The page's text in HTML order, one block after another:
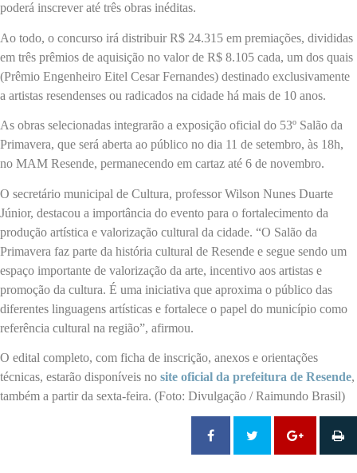
poderá inscrever até três obras inéditas.
Ao todo, o concurso irá distribuir R$ 24.315 em premiações, divididas
em três prêmios de aquisição no valor de R$ 8.105 cada, um dos quais
(Prêmio Engenheiro Eitel Cesar Fernandes) destinado exclusivamente
a artistas resendenses ou radicados na cidade há mais de 10 anos.
As obras selecionadas integrarão a exposição oficial do 53º Salão da
Primavera, que será aberta ao público no dia 11 de setembro, às 18h,
no MAM Resende, permanecendo em cartaz até 6 de novembro.
O secretário municipal de Cultura, professor Wilson Nunes Duarte
Júnior, destacou a importância do evento para o fortalecimento da
produção artística e valorização cultural da cidade. “O Salão da
Primavera faz parte da história cultural de Resende e segue sendo um
espaço importante de valorização da arte, incentivo aos artistas e
promoção da cultura. É uma iniciativa que aproxima o público das
diferentes linguagens artísticas e fortalece o papel do município como
referência cultural na região”, afirmou.
O edital completo, com ficha de inscrição, anexos e orientações
técnicas, estarão disponíveis no site oficial da prefeitura de Resende,
também a partir da sexta-feira. (Foto: Divulgação / Raimundo Brasil)